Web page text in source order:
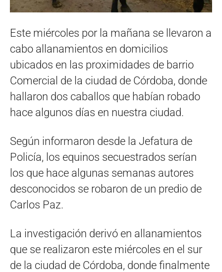
Este miércoles por la mañana se llevaron a
cabo allanamientos en domicilios
ubicados en las proximidades de barrio
Comercial de la ciudad de Córdoba, donde
hallaron dos caballos que habían robado
hace algunos días en nuestra ciudad.
Según informaron desde la Jefatura de
Policía, los equinos secuestrados serían
los que hace algunas semanas autores
desconocidos se robaron de un predio de
Carlos Paz.
La investigación derivó en allanamientos
que se realizaron este miércoles en el sur
de la ciudad de Córdoba, donde finalmente